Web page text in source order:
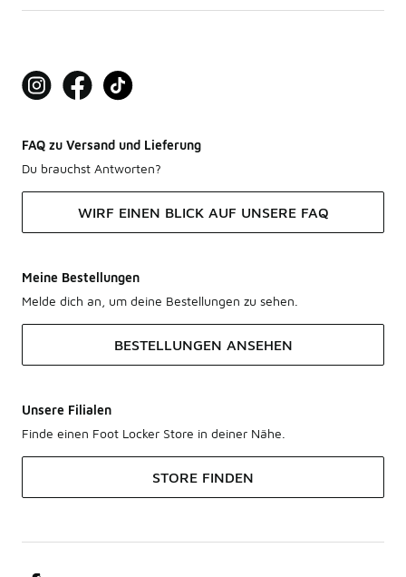
FAQ zu Versand und Lieferung
Du brauchst Antworten?
WIRF EINEN BLICK AUF UNSERE FAQ
Meine Bestellungen
Melde dich an, um deine Bestellungen zu sehen.
BESTELLUNGEN ANSEHEN
Unsere Filialen
Finde einen Foot Locker Store in deiner Nähe.
STORE FINDEN